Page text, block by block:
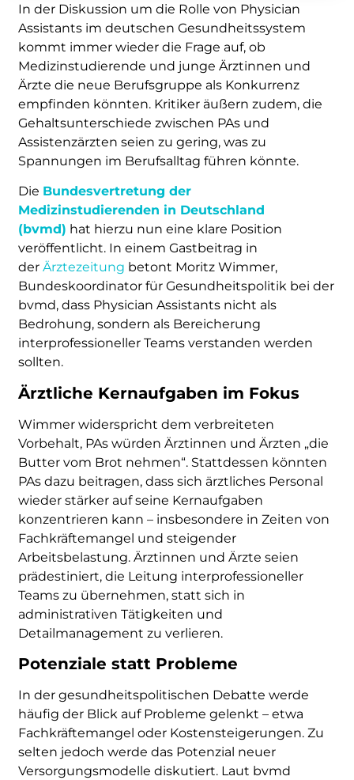
In der Diskussion um die Rolle von Physician
Assistants im deutschen Gesundheitssystem
kommt immer wieder die Frage auf, ob
Medizinstudierende und junge Ärztinnen und
Ärzte die neue Berufsgruppe als Konkurrenz
empfinden könnten. Kritiker äußern zudem, die
Gehaltsunterschiede zwischen PAs und
Assistenzärzten seien zu gering, was zu
Spannungen im Berufsalltag führen könnte.
Die Bundesvertretung der
Medizinstudierenden in Deutschland
(bvmd) hat hierzu nun eine klare Position
veröffentlicht. In einem Gastbeitrag in
derÄrztezeitung betont Moritz Wimmer,
Bundeskoordinator für Gesundheitspolitik bei der
bvmd, dass Physician Assistants nicht als
Bedrohung, sondern als Bereicherung
interprofessioneller Teams verstanden werden
sollten.
Ärztliche Kernaufgaben im Fokus
Wimmer widerspricht dem verbreiteten
Vorbehalt, PAs würden Ärztinnen und Ärzten „die
Butter vom Brot nehmen“. Stattdessen könnten
PAs dazu beitragen, dass sich ärztliches Personal
wieder stärker auf seine Kernaufgaben
konzentrieren kann – insbesondere in Zeiten von
Fachkräftemangel und steigender
Arbeitsbelastung. Ärztinnen und Ärzte seien
prädestiniert, die Leitung interprofessioneller
Teams zu übernehmen, statt sich in
administrativen Tätigkeiten und
Detailmanagement zu verlieren.
Potenziale statt Probleme
In der gesundheitspolitischen Debatte werde
häufig der Blick auf Probleme gelenkt – etwa
Fachkräftemangel oder Kostensteigerungen. Zu
selten jedoch werde das Potenzial neuer
Versorgungsmodelle diskutiert. Laut bvmd